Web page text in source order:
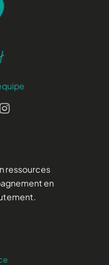
ressources
en